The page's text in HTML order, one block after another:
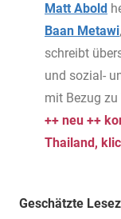
Matt Abold
Baan Metawi
schreibt
und sozial-
mit Bezug
++ neu ++
Thailand,
Geschätzte